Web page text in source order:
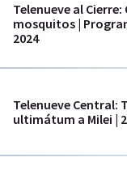
Telenueve al
mosquitos |
2024
Telenueve Central:
ultimátum a Milei |